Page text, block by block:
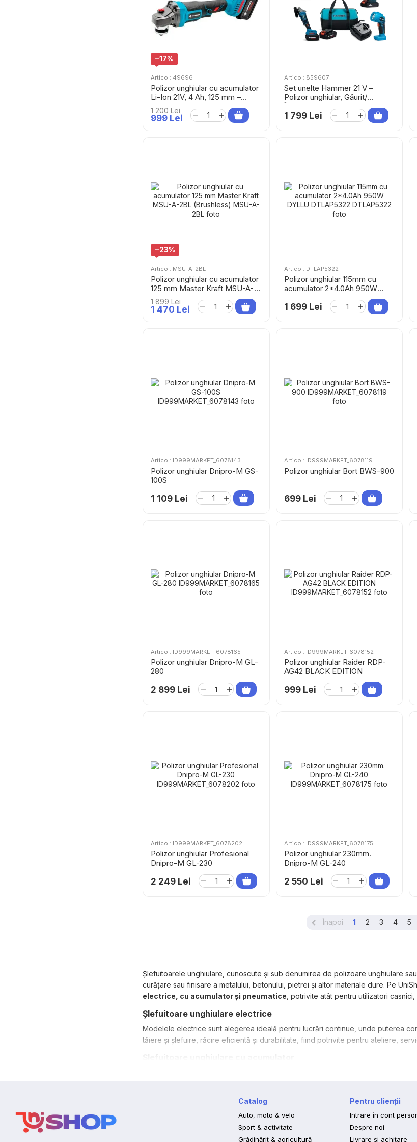
Șlefuitoarele unghiulare, cunoscute și sub denumirea de polizoare unghiulare
curățare sau finisare a metalului, betonului, pietrei și altor materiale dure. Pe
electrice, cu acumulator și pneumatice , potrivite atât pentru utilizatori
Șlefuitoare unghiulare electrice
Modelele electrice sunt alegerea ideală pentru lucrări continue, unde puterea
tăiere și șlefuire, răcire eficientă și durabilitate, fiind potrivite pentru ateliere,
Șlefuitoare unghiulare pneumatice
Pentru aplicații industriale, unde se lucrează intens și continuu, șlefuitoarele
utilizează împreună cu compresoare de aer și sunt apreciate în special în
−17%
Articol: 49696
Polizor unghiular cu acumulator
Li-Ion 21V, 4 Ah, 125 mm –
Hammer
1 200 Lei
999 Lei
Articol: 859607
Set unelte Hammer 21 V –
Polizor unghiular, Găurit/
Înșurubat, Lanternă, 2
acumulatori
1 799 Lei
−23%
Articol: MSU-A-2BL
Polizor unghiular cu acumulator
125 mm Master Kraft MSU-A-
2BL (Brushless)
1 899 Lei
1 470 Lei
Articol: DTLAP5322
Polizor unghiular 115mm cu
acumulator 2*4.0Ah 950W
DYLLU DTLAP5322
1 699 Lei
Articol: ID999MARKET_6078143
Polizor unghiular Dnipro-M GS-
100S
1 109 Lei
Articol: ID999MARKET_6078119
Polizor unghiular Bort BWS-900
699 Lei
Articol: ID999MARKET_6078165
Polizor unghiular Dnipro-M GL-
280
2 899 Lei
Articol: ID999MARKET_6078152
Polizor unghiular Raider RDP-
AG42 BLACK EDITION
999 Lei
Articol: ID999MARKET_6078202
Polizor unghiular Profesional
Dnipro-M GL-230
2 249 Lei
Articol: ID999MARKET_6078175
Polizor unghiular 230mm.
Dnipro-M GL-240
2 550 Lei
Înapoi 1 2 3 4 5
Catalog
Auto, moto & velo
Sport & activitate
Grădinărit & agricultură
Pentru clienții
Intrare în cont
Despre noi
Livrare și achitare